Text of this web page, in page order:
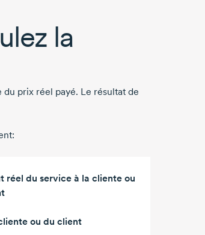
la
prix réel payé. Le résultat de
réel du service à la cliente ou
ou du client